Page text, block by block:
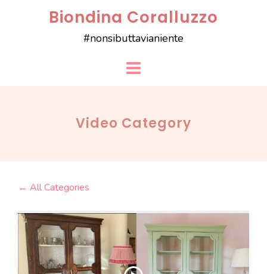
Biondina Coralluzzo
#nonsibuttavianiente
Video Category
← All Categories